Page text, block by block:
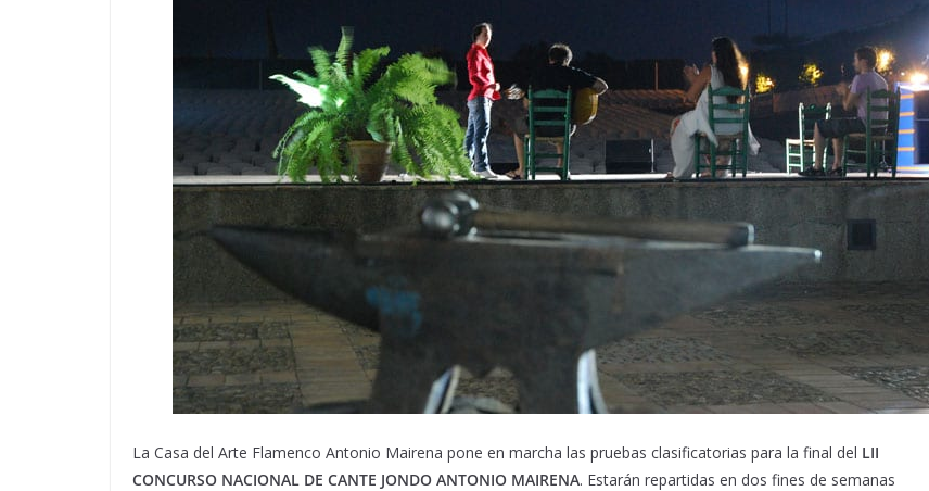
La Casa del Arte Flamenco Antonio Mairena pone en marcha las pruebas clasificatorias para la final del LII
CONCURSO NACIONAL DE CANTE JONDO ANTONIO MAIRENA. Estarán repartidas en dos fines de semanas